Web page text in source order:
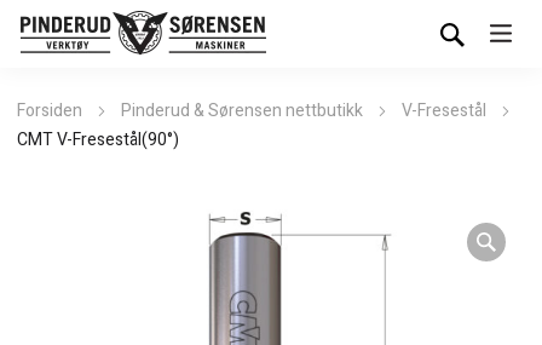
Forsiden Pinderud & Sørensen nettbutikk
V-Fresestål
CMT V-Fresestål(90°)